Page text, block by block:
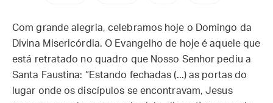
Com grande alegria, celebramos hoje o Domingo da
Divina Misericórdia. O Evangelho de hoje é aquele que
está retratado no quadro que Nosso Senhor pediu a
Santa Faustina: “Estando fechadas (...) as portas do
lugar onde os discípulos se encontravam, Jesus